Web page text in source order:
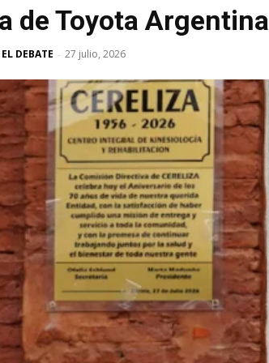
de Toyota Argentina
DEBATE - 27 julio, 2026